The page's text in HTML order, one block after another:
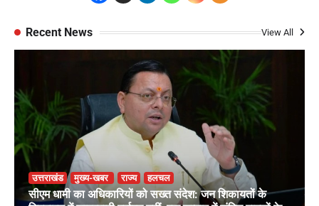
Recent News View All
उत्तराखंड मुख्य-खबर राज्य हलचल
सीएम धामी का अधिकारियों को सख्त संदेश: जन शिकायतों के